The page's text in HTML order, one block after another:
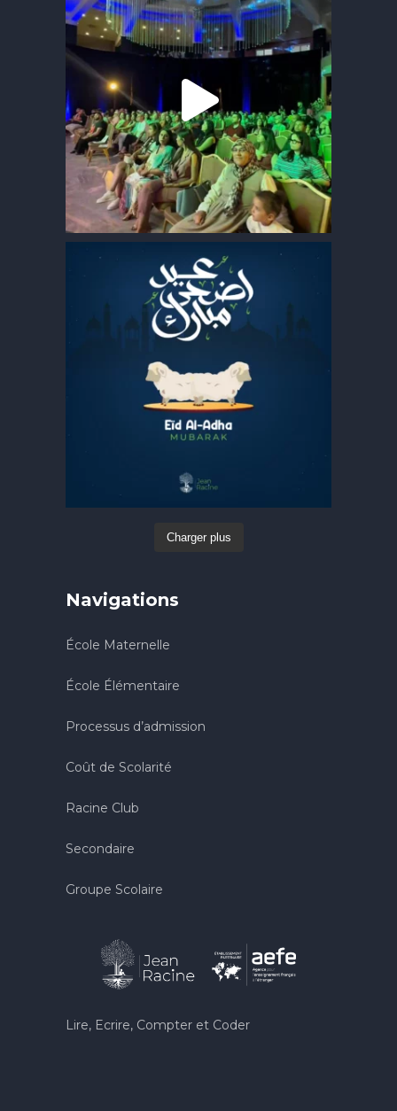
Charger plus
Navigations
École Maternelle
École Élémentaire
Processus d’admission
Coût de Scolarité
Racine Club
Secondaire
Groupe Scolaire
Lire, Ecrire, Compter et Coder